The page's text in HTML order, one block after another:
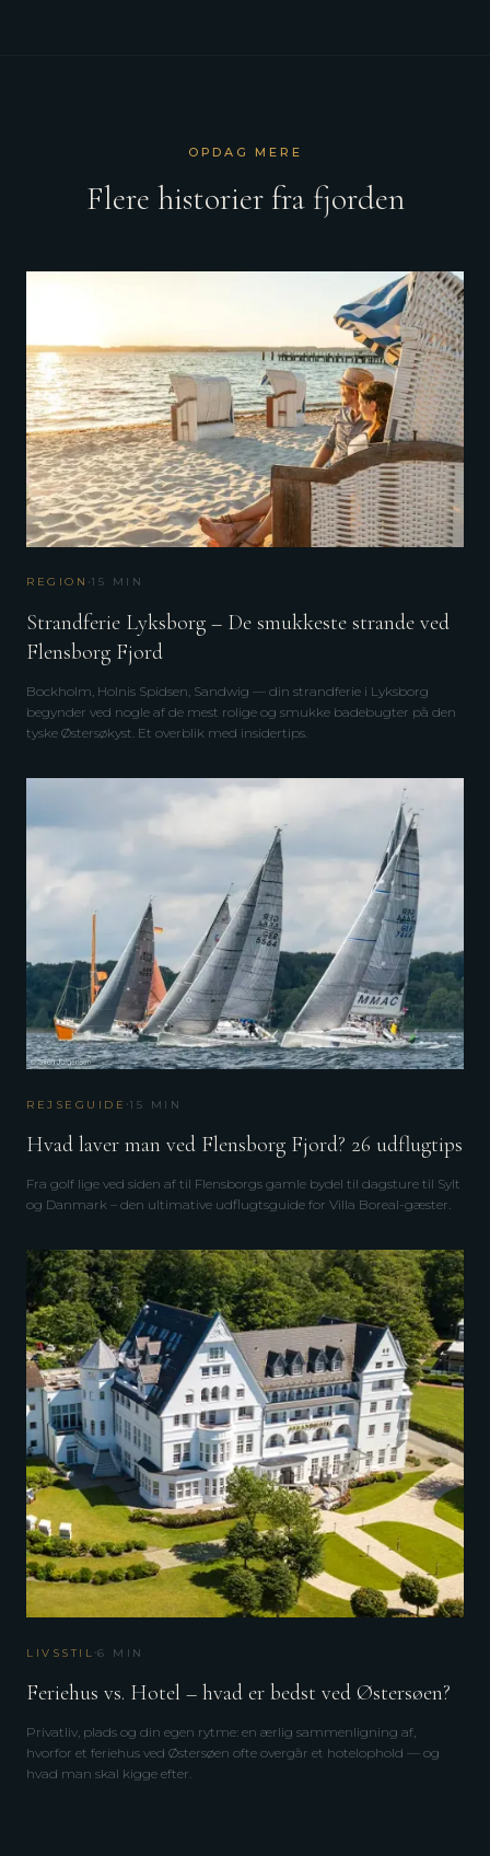
OPDAG MERE
Flere historier fra fjorden
REGION ·15 MIN
Strandferie Lyksborg – De smukkeste strande ved
Flensborg Fjord
Bockholm, Holnis Spidsen, Sandwig — din strandferie i Lyksborg
begynder ved nogle af de mest rolige og smukke badebugter på den
tyske Østersøkyst. Et overblik med insidertips.
REJSEGUIDE ·15 MIN
Hvad laver man ved Flensborg Fjord? 26 udflugtips
Fra golf lige ved siden af til Flensborgs gamle bydel til dagsture til Sylt
og Danmark – den ultimative udflugtsguide for Villa Boreal-gæster.
LIVSSTIL ·6 MIN
Feriehus vs. Hotel – hvad er bedst ved Østersøen?
Privatliv, plads og din egen rytme: en ærlig sammenligning af,
hvorfor et feriehus ved Østersøen ofte overgår et hotelophold — og
hvad man skal kigge efter.